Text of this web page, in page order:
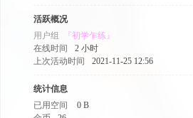
活跃概况
用户组
『初学乍练』
在线时间
2 小时
上次活动时间
2021-11-25 12:56
统计信息
已用空间
0 B